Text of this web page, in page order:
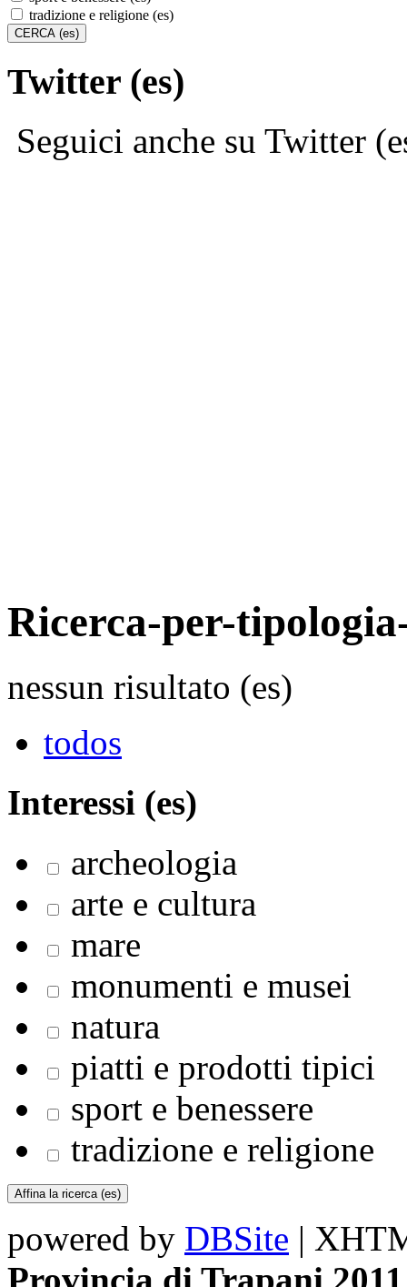
tradizione e religione (es)
Twitter (es)
Seguici anche su Twitter
Ricerca-per-
nessun risultato (es)
todos
Interessi (es)
archeologia
arte e cultura
mare
monumenti e musei
natura
piatti e prodotti tipici
sport e benessere
tradizione e religione
powered by DBSite |